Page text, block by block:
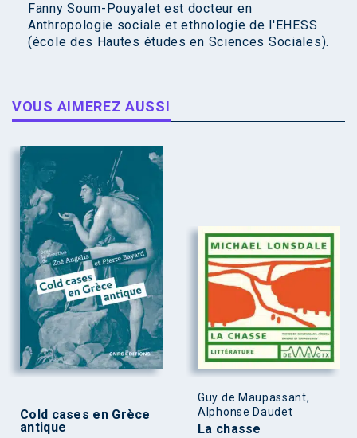
Fanny Soum-Pouyalet est docteur en
Anthropologie sociale et ethnologie de l'EHESS
(école des Hautes études en Sciences Sociales).
VOUS AIMEREZ AUSSI
Cold cases en Grèce
antique
Guy de Maupassant,
Alphonse Daudet
La chasse